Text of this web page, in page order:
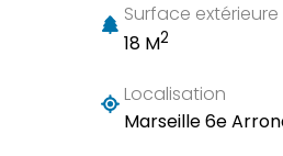
Surface extérieure
18 M2
Localisation
Marseille 6e